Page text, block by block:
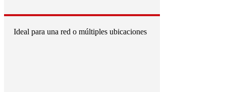
Ideal para una red o múltiples ubicaciones